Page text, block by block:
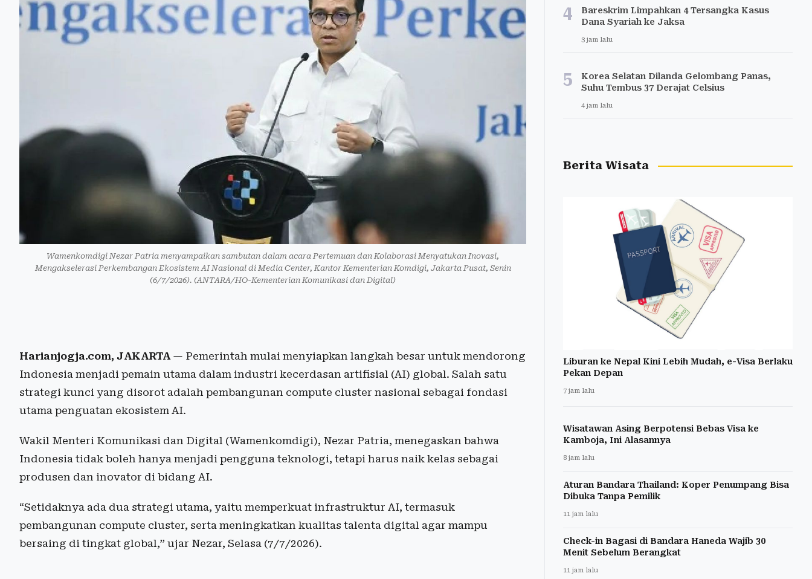
Wamenkomdigi Nezar Patria menyampaikan sambutan dalam acara Pertemuan dan Kolaborasi Menyatukan Inovasi,
Mengakselerasi Perkembangan Ekosistem AI Nasional di Media Center, Kantor Kementerian Komdigi, Jakarta Pusat, Senin
(6/7/2026). (ANTARA/HO-Kementerian Komunikasi dan Digital)
Harianjogja.com, JAKARTA— Pemerintah mulai menyiapkan langkah besar untuk mendorong
Indonesia menjadi pemain utama dalam industri kecerdasan artifisial (AI) global. Salah satu
strategi kunci yang disorot adalah pembangunan compute cluster nasional sebagai fondasi
utama penguatan ekosistem AI.
Wakil Menteri Komunikasi dan Digital (Wamenkomdigi), Nezar Patria, menegaskan bahwa
Indonesia tidak boleh hanya menjadi pengguna teknologi, tetapi harus naik kelas sebagai
produsen dan inovator di bidang AI.
“Setidaknya ada dua strategi utama, yaitu memperkuat infrastruktur AI, termasuk
pembangunan compute cluster, serta meningkatkan kualitas talenta digital agar mampu
bersaing di tingkat global,” ujar Nezar, Selasa (7/7/2026).
4
Bareskrim Limpahkan 4 Tersangka Kasus
Dana Syariah ke Jaksa
3 jam lalu
5
Korea Selatan Dilanda Gelombang Panas,
Suhu Tembus 37 Derajat Celsius
4 jam lalu
Berita Wisata
Liburan ke Nepal Kini Lebih Mudah, e-Visa Berlaku
Pekan Depan
7 jam lalu
Wisatawan Asing Berpotensi Bebas Visa ke
Kamboja, Ini Alasannya
8 jam lalu
Aturan Bandara Thailand: Koper Penumpang Bisa
Dibuka Tanpa Pemilik
11 jam lalu
Check-in Bagasi di Bandara Haneda Wajib 30
Menit Sebelum Berangkat
11 jam lalu